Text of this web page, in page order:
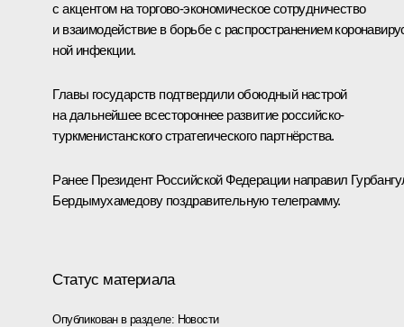
с акцентом на торгово-экономическое сотрудничество
и взаимо­дейст­вие в борьбе с распространением
ной инфекции.
Главы государств подтвердили обоюдный настрой
на дальнейшее всестороннее развитие российско-
туркменистанского стратегического партнёрства.
Ранее Президент Российской Федерации направил
Бердымухамедову поздравительнуютелеграмму.
Статус материала
Опубликован в разделе: Новости